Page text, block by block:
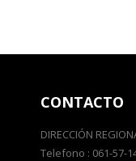
CONTACTO
DIRECCIÓN
Telefono : 061-57-